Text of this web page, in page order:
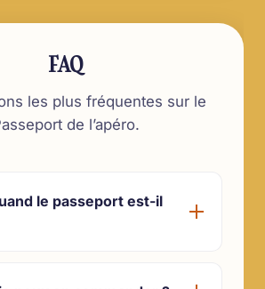
FAQ
les plus fréquentes sur le
de l’apéro.
le passeport est-il